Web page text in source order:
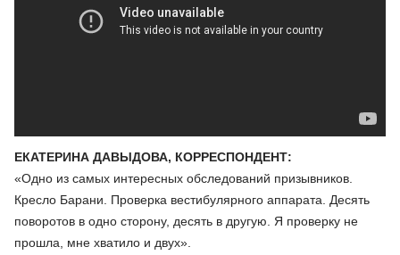
ЕКАТЕРИНА ДАВЫДОВА, КОРРЕСПОНДЕНТ:
«Одно из самых интересных обследований призывников.
Кресло Барани. Проверка вестибулярного аппарата. Десять
поворотов в одно сторону, десять в другую. Я проверку не
прошла, мне хватило и двух».